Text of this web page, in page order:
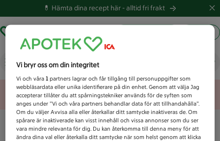
💊 Hämta dina recept här -alltid fri frakt
Vad letar du efter idag?
Unknown error
Vi bryr oss om din integritet
Vi och våra1 partners lagrar och får tillgång till personuppgifter som
webbläsardata eller unika identifierare på din enhet. Genom att välja Jag
accepterar tillåter du att spårningstekniker används för de syften som
anges under ”Vi och våra partners behandlar data för att tillhandahålla”.
Om du väljer Avvisa alla eller återkallar ditt samtycke inaktiveras de. Om
spårare är inaktiverade kan visst innehåll och vissa annonser som du ser
vara mindre relevanta för dig. Du kan återkomma till denna meny för att
ändra dina val eller återkalla ditt samtycke när som helst genom att klicka